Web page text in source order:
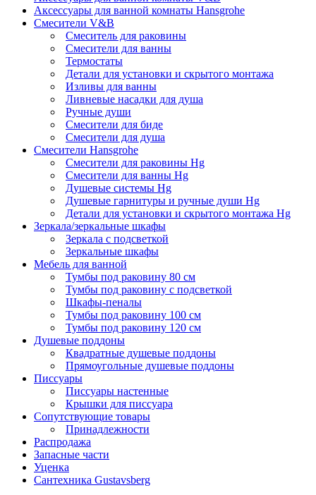
Аксессуары для ванной комнаты Hansgrohe
Смесители V&B
Смеситель для раковины
Смесители для ванны
Термостаты
Детали для установки и скрытого монтажа
Изливы для ванны
Ливневые насадки для душа
Ручные души
Смесители для биде
Смесители для душа
Смесители Hansgrohe
Смесители для раковины Hg
Смесители для ванны Hg
Душевые системы Hg
Душевые гарнитуры и ручные души Hg
Детали для установки и скрытого монтажа Hg
Зеркала/зеркальные шкафы
Зеркала с подсветкой
Зеркальные шкафы
Мебель для ванной
Тумбы под раковину 80 см
Тумбы под раковину с подсветкой
Шкафы-пеналы
Тумбы под раковину 100 см
Тумбы под раковину 120 см
Душевые поддоны
Квадратные душевые поддоны
Прямоугольные душевые поддоны
Писсуары
Писсуары настенные
Крышки для писсуара
Сопутствующие товары
Принадлежности
Распродажа
Запасные части
Уценка
Сантехника Gustavsberg